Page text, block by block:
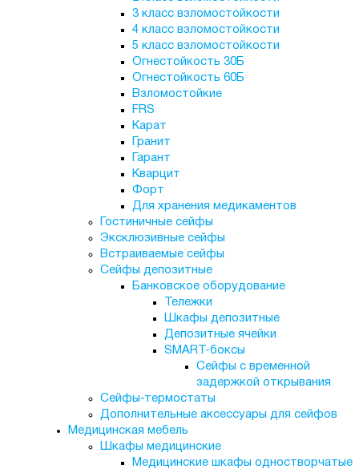
3 класс взломостойкости
4 класс взломостойкости
5 класс взломостойкости
Огнестойкость 30Б
Огнестойкость 60Б
Взломостойкие
FRS
Карат
Гранит
Гарант
Кварцит
Форт
Для хранения медикаментов
Гостиничные сейфы
Эксклюзивные сейфы
Встраиваемые сейфы
Сейфы депозитные
Банковское оборудование
Тележки
Шкафы депозитные
Депозитные ячейки
SMART-боксы
Сейфы с временной
задержкой открывания
Сейфы-термостаты
Дополнительные аксессуары для сейфов
Медицинская мебель
Шкафы медицинские
Медицинские шкафы одностворчатые